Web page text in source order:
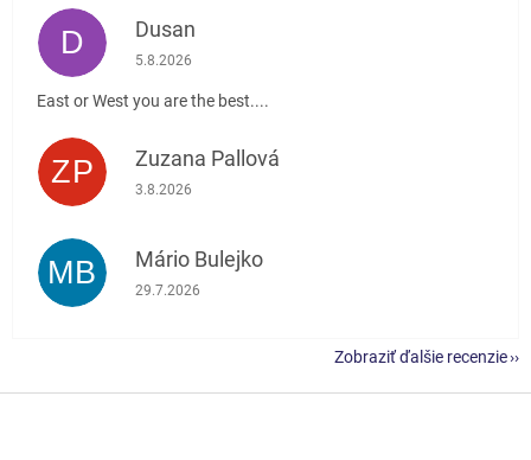
D Dusan
Hodnotenie obchodu je 5 z 5 hviezdičiek.
5.8.2026
East or West you are the best....
ZP Zuzana Pallová
Hodnotenie obchodu je 5 z 5 hviezdičiek.
3.8.2026
MB Mário Bulejko
Hodnotenie obchodu je 5 z 5 hviezdičiek.
29.7.2026
Zobraziť ďalšie recenzie